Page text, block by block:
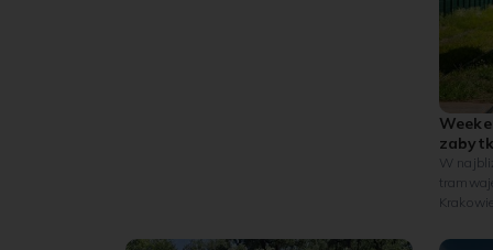
W
sierpnia